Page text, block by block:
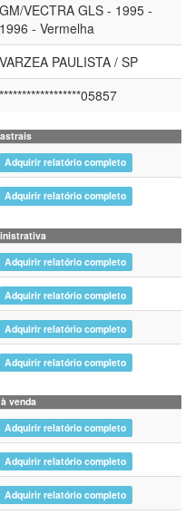
GM/VECTRA GLS - 1995 -
1996 - Vermelha
VARZEA PAULISTA / SP
******************05857
Adquirir relatório completo
Adquirir relatório completo
Adquirir relatório completo
Adquirir relatório completo
Adquirir relatório completo
Adquirir relatório completo
venda
Adquirir relatório completo
Adquirir relatório completo
Adquirir relatório completo